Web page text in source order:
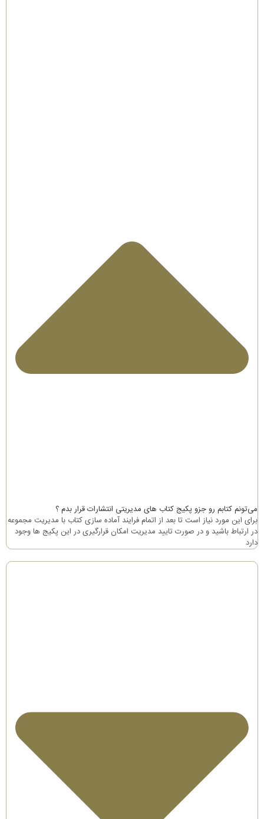
می‌تونم کتابم رو جزو پکیج کتاب های مدیریتی انتشارات قرار بدم ؟
برای این مورد نیاز است تا بعد از اتمام فرایند آماده سازی کتاب با مدیریت مجموعه
در ارتباط باشید و در صورت تایید مدیریت امکان قرارگیری در این پکیج ها وجود
دارد